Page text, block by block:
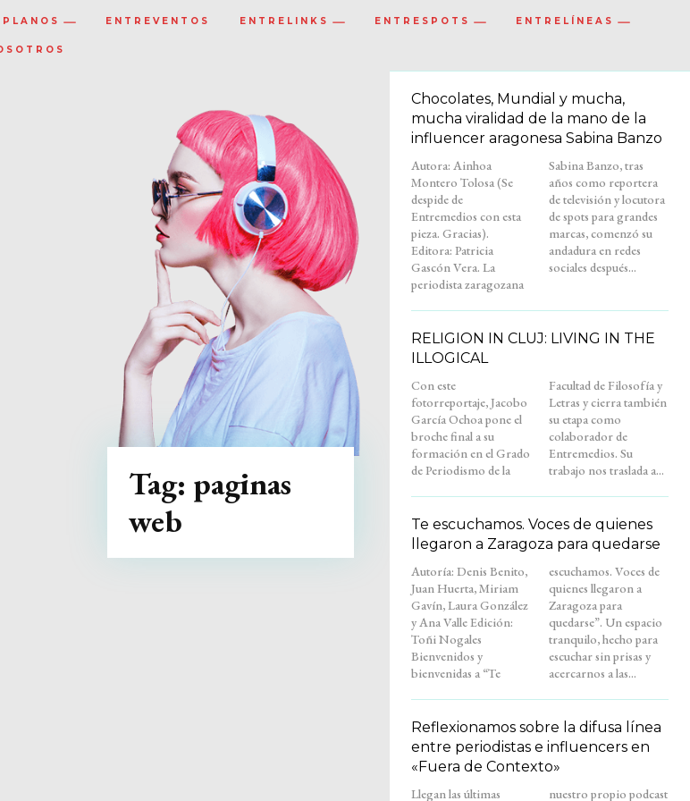
ENTREVENTOS ENTRELINKS ENTRESPOTS ENTRELÍNEAS
Tag: paginas
web
Chocolates, Mundial y mucha,
mucha viralidad de la mano de la
influencer aragonesa Sabina Banzo
Autora: Ainhoa
Montero Tolosa (Se
despide de
Entremedios con esta
pieza. Gracias).
Editora: Patricia
Gascón Vera. La
periodista zaragozana
Sabina Banzo, tras
años como reportera
de televisión y locutora
de spots para grandes
marcas, comenzó su
andadura en redes
sociales después...
RELIGION IN CLUJ: LIVING IN THE
ILLOGICAL
Con este
fotorreportaje, Jacobo
García Ochoa pone el
broche final a su
formación en el Grado
de Periodismo de la
Facultad de Filosofía y
Letras y cierra también
su etapa como
colaborador de
Entremedios. Su
trabajo nos traslada a...
Te escuchamos. Voces de quienes
llegaron a Zaragoza para quedarse
Autoría: Denis Benito,
Juan Huerta, Miriam
Gavín, Laura González
y Ana Valle Edición:
Toñi Nogales
Bienvenidos y
bienvenidas a “Te
escuchamos. Voces de
quienes llegaron a
Zaragoza para
quedarse”. Un espacio
tranquilo, hecho para
escuchar sin prisas y
acercarnos a las...
Reflexionamos sobre la difusa línea
entre periodistas e influencers en
«Fuera de Contexto»
Llegan las últimas
nuestro propio podcast